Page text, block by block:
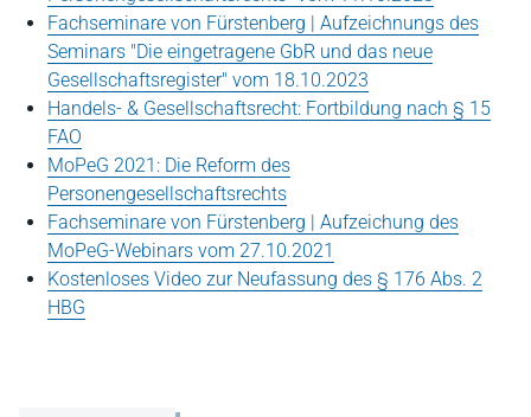
Fachseminare von Fürstenberg | Aufzeichnungs des
Seminars "Die eingetragene GbR und das neue
Gesellschaftsregister" vom 18.10.2023
Handels- & Gesellschaftsrecht: Fortbildung nach § 15
FAO
MoPeG 2021: Die Reform des
Personengesellschaftsrechts
Fachseminare von Fürstenberg | Aufzeichung des
MoPeG-Webinars vom 27.10.2021
Kostenloses Video zur Neufassung des § 176 Abs. 2
HBG